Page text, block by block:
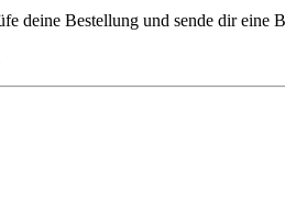
deine Bestellung und sende dir eine